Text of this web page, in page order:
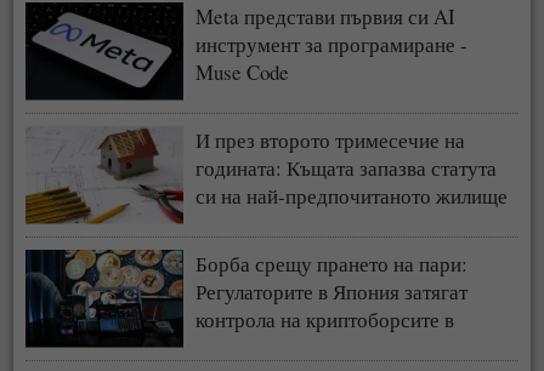
Meta представи първия си AI
инструмент за програмиране -
Muse Code
И през второто тримесечие на
годината: Къщата запазва статута
си на най-предпочитаното жилище
Борба срещу прането на пари:
Регулаторите в Япония затягат
контрола на криптоборсите в